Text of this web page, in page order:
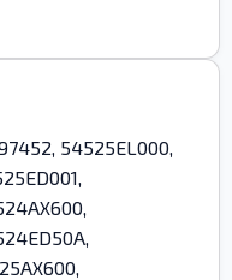
54525EL000,